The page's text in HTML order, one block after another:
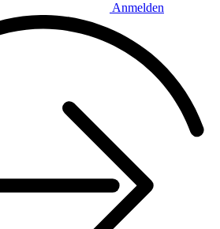
Anmelden